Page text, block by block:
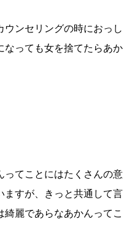
ウンセリングの時におっし
なっても女を捨てたらあか
ってことにはたくさんの意
ますが、きっと共通して言
綺麗であらなあかんってこ